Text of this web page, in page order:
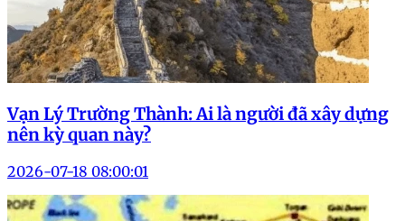
Vạn Lý Trường Thành: Ai là người đã xây dựng
nên kỳ quan này?
2026-07-18 08:00:01